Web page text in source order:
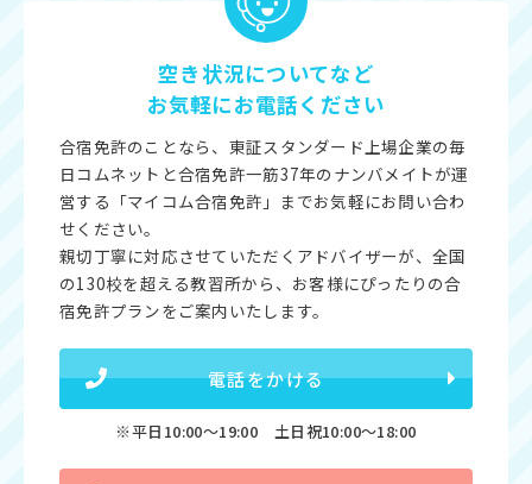
空き状況についてなど
お気軽にお電話ください
合宿免許のことなら、東証スタンダード上場企業の毎
日コムネットと合宿免許一筋37年のナンバメイトが運
営する「マイコム合宿免許」までお気軽にお問い合わ
せください。
親切丁寧に対応させていただくアドバイザーが、全国
の130校を超える教習所から、お客様にぴったりの合
宿免許プランをご案内いたします。
電話をかける
※平日10:00〜19:00 土日祝10:00〜18:00